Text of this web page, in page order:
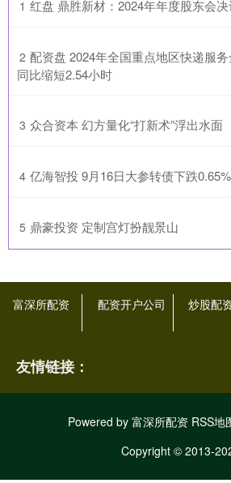
1 红盘 鼎胜新材：2024年年度股东会
2 配资盘 2024年全国重点地区快递服
同比缩短2.54小时
3 ​众合资本 幻方量化“打新术”浮出水面
4 亿海智投 9月16日大参转债下跌
5 ​鼎豪投资 定制宫灯扮靓景山
富深所配资 配资开户公司 炒股配
友情链接：
Powered by 富深所配资 RSS地
Copyright © 2013-